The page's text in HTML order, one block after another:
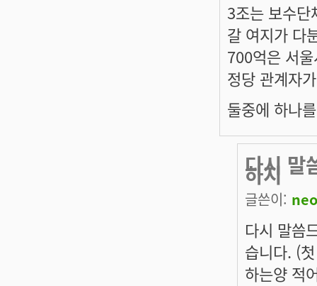
3조는 보수단
갈 여지가 다
700억은 서
정당 관계자
둘중에 하나
다시 말
하지
글쓴이:
다시 말씀
습니다. (
하는양 적